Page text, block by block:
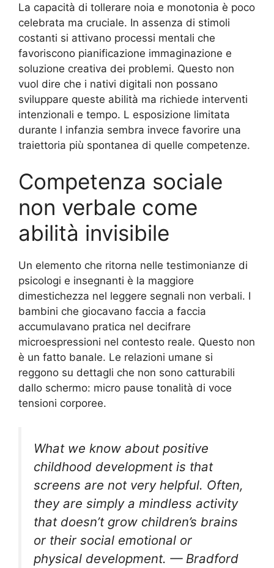
La capacità di tollerare noia e monotonia è poco
celebrata ma cruciale. In assenza di stimoli
costanti si attivano processi mentali che
favoriscono pianificazione immaginazione e
soluzione creativa dei problemi. Questo non
vuol dire che i nativi digitali non possano
sviluppare queste abilità ma richiede interventi
intenzionali e tempo. L esposizione limitata
durante l infanzia sembra invece favorire una
traiettoria più spontanea di quelle competenze.
Competenza sociale
non verbale come
abilità invisibile
Un elemento che ritorna nelle testimonianze di
psicologi e insegnanti è la maggiore
dimestichezza nel leggere segnali non verbali. I
bambini che giocavano faccia a faccia
accumulavano pratica nel decifrare
microespressioni nel contesto reale. Questo non
è un fatto banale. Le relazioni umane si
reggono su dettagli che non sono catturabili
dallo schermo: micro pause tonalità di voce
tensioni corporee.
What we know about positive
childhood development is that
screens are not very helpful. Often,
they are simply a mindless activity
that doesn’t grow children’s brains
or their social emotional or
physical development. — Bradford